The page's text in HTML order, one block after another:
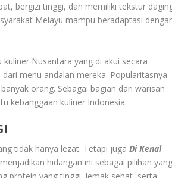
bergizi tinggi, dan memiliki tekstur
Melayu mampu beradaptasi
Nusantara yang di akui secara
menu andalan mereka. Popularitasnya
orang. Sebagai bagian dari warisan
kebanggaan kuliner Indonesia.
tidak hanya lezat. Tetapi jugaDi Kenal
hidangan ini sebagai pilihan